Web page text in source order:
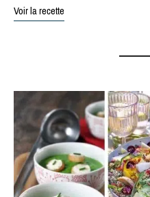
Voir la recette